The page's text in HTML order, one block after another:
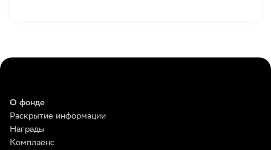
О фонде
Раскрытие информации
Награды
Комплаенс